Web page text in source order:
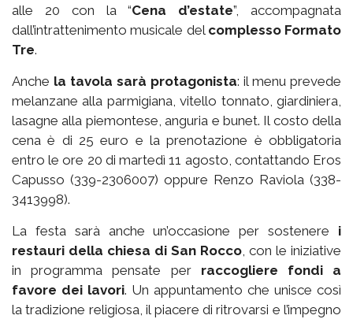
alle 20 con la “Cena d’estate”, accompagnata
dall’intrattenimento musicale del complesso Formato
Tre.
Anche la tavola sarà protagonista: il menu prevede
melanzane alla parmigiana, vitello tonnato, giardiniera,
lasagne alla piemontese, anguria e bunet. Il costo della
cena è di 25 euro e la prenotazione è obbligatoria
entro le ore 20 di martedì 11 agosto, contattando Eros
Capusso (339-2306007) oppure Renzo Raviola (338-
3413998).
La festa sarà anche un’occasione per sostenere i
restauri della chiesa di San Rocco, con le iniziative
in programma pensate per raccogliere fondi a
favore dei lavori. Un appuntamento che unisce così
la tradizione religiosa, il piacere di ritrovarsi e l’impegno